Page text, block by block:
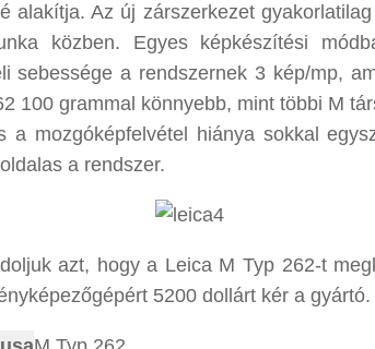
alakítja. Az új zárszerkezet
közben. Egyes képkészítési
sebessége a rendszernek 3 kép/mp,
100 grammal könnyebb, mint többi M
mozgóképfelvétel hiánya sokkal
a rendszer.
azt, hogy a Leica M Typ 262-t
5200 dollárt kér a gyártó.